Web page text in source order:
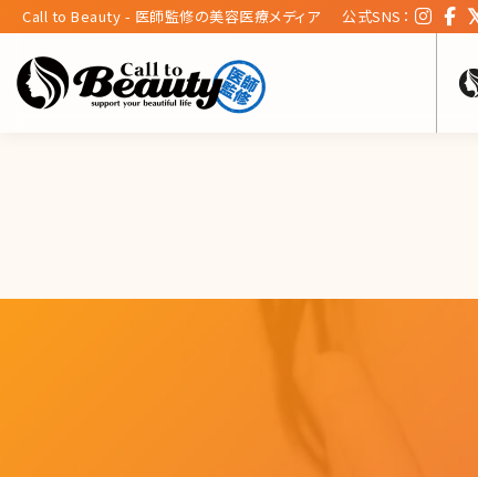
Call to Beauty - 医師監修の美容医療メディア 公式SNS：